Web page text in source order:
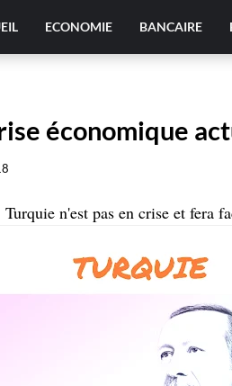
ECONOMIE BANCAIRE
économique
Turquie n'est pas en crise et fera